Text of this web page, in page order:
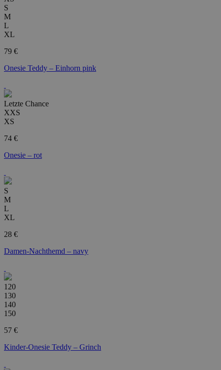
S
M
L
XL
79 €
Onesie Teddy – Einhorn pink
Letzte Chance
XXS
XS
74 €
Onesie – rot
S
M
L
XL
28 €
Damen-Nachthemd – navy
120
130
140
150
57 €
Kinder-Onesie Teddy – Grinch